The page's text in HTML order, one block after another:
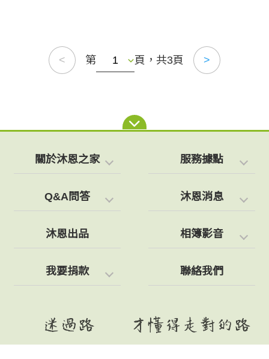
< 第 頁，共3頁 >
關於沐恩之家 服務據點
Q&A問答 沐恩消息
沐恩出品 相簿影音
我要捐款 聯絡我們